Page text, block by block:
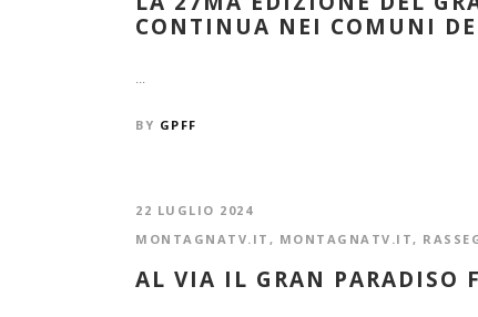
CONTINUA NEI COMUNI
...
BY GPFF
22 LUGLIO 2024
MONTAGNATV.IT , MONTAGNATV.IT,
AL VIA IL GRAN PARADISO